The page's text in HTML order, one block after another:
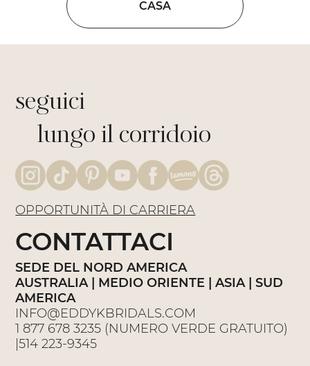
CASA
seguici
lungo il corridoio
SEDE DEL NORD AMERICA
AUSTRALIA | MEDIO ORIENTE | ASIA | SUD
AMERICA
INFO@EDDYKBRIDALS.COM
1 877 678 3235 (NUMERO VERDE GRATUITO)
|514 223-9345
CONTATTACI
OPPORTUNITÀ DI CARRIERA